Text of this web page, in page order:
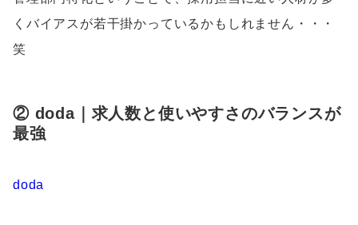
くバイアスが若干掛かっているかもしれません・・・
笑
② doda｜求人数と使いやすさのバランスが
最強
doda